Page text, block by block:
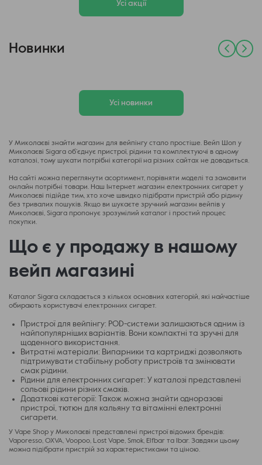
Усі акції
Новинки
Усі новинки
У Миколаєві знайти магазин для вейпінгу стало простіше. Вейп Шоп у
Миколаєві Sigara об’єднує пристрої, рідини та комплектуючі в одному
каталозі, тому шукати потрібні категорії на різних сайтах не доводиться.
На сайті можна переглянути асортимент, порівняти моделі та замовити
онлайн потрібні товари. Наш Інтернет магазин електронних сигарет у
Миколаєві підійде тим, хто хоче швидко підібрати пристрій або рідину
без тривалих пошуків. Якщо ви шукаєте зручний магазин вейпів у
Миколаєві, Sigara пропонує зрозумілий каталог і простий процес
покупки.
Що є у продажу в нашому
вейп магазині
Каталог Sigara складається з кількох основних категорій, які найчастіше
обирають користувачі електронних сигарет.
Пристрої для вейпінгу: POD-системи залишаються одним із
найпопулярніших варіантів. Вони компактні та зручні для
щоденного використання.
Витратні матеріали: Випарники та картриджі дозволяють
підтримувати стабільну роботу пристроїв та змінювати
смак рідини.
Рідини для електронних сигарет: У каталозі представлені
сольові рідини різних смаків.
Додаткові категорії: Також можна знайти одноразові
пристрої, тютюн для кальяну та вітамінні електронні
сигарети.
У Vape Shop у Миколаєві представлені пристрої відомих брендів:
Vaporesso, OXVA, Voopoo, Lost Vape, Smok, Elfbar та Ibar. Завдяки цьому
можна підібрати пристрій за характеристиками та ціною.